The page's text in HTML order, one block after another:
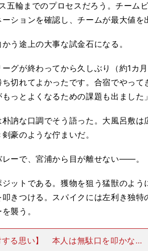
五輪までのプロセスだろう。チーム
ションを確認し、チームが最大値を
う途上の大事な試金石になる。
グが終わってから久しぶり（約1カ
切れてよかったです。合宿でやって
っとよくなるための課題も出ました」
訥な口調でそう語った。大風呂敷は
豪のような佇まいだ。
ーで、宮浦から目が離せない――。
ットである。獲物を狙う猛獣のよう
きつける。スパイクには左利き独特
襲う。
する思い】 本人は無駄口を叩かない